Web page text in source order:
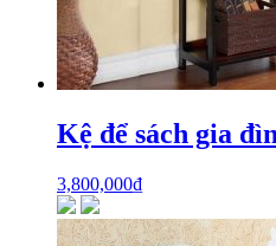
Kệ để sách gia
3,800,000₫